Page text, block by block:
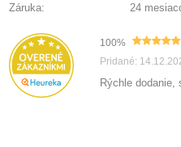
Záruka:
24
100%
Pridané:
Rýchle dodanie,